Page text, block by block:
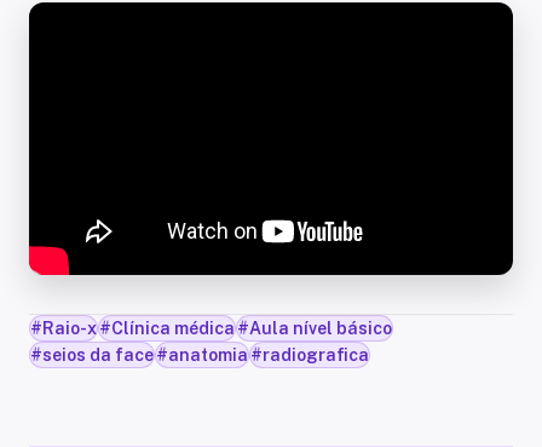
#Raio-x#Clínica médica#Aula nível básico
#seios da face#anatomia#radiografica